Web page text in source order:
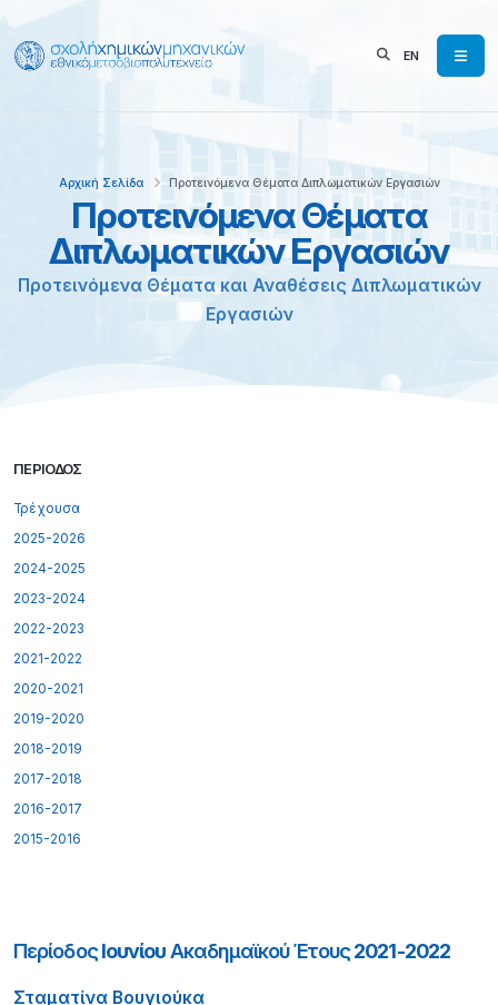
EN
Προτεινόμενα Θέματα
Διπλωματικών Εργασιών
Προτεινόμενα Θέματα και Αναθέσεις Διπλωματικών
Εργασιών
Αρχική Σελίδα Προτεινόμενα Θέματα Διπλωματικών Εργασιών
ΠΕΡΙΌΔΟΣ
Τρέχουσα
2025-2026
2024-2025
2023-2024
2022-2023
2021-2022
2020-2021
2019-2020
2018-2019
2017-2018
2016-2017
2015-2016
ΠερίοδοςΙουνίουΑκαδημαϊκού Έτους2021-2022
Σταματίνα Βουγιούκα